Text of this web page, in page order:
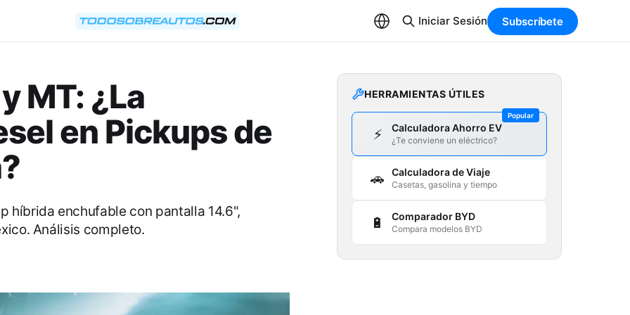
Iniciar Sesión Subscríbete
MT: ¿La
en Pickups de
híbrida enchufable con pantalla 14.6",
Análisis completo.
HERRAMIENTAS ÚTILES
Popular
⚡ Calculadora Ahorro EV
¿Te conviene un eléctrico?
🚗 Calculadora de Viaje
Casetas, gasolina y tiempo
🔋 Comparador BYD
Compara modelos BYD